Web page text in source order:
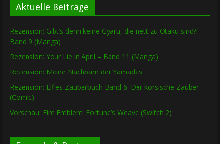
Aktuelle Beiträge
Rezension: Gibt’s denn keine Gyaru, die nett zu Otaku sind?! –
Band 9 (Manga)
Rezension: Your Lie in April – Band 11 (Manga)
Rezension: Meine Nachbarn der Yamadas
Rezension: Elfies Zauberbuch Band 6: Der korsische Zauber
(Comic)
Vorschau: Fire Emblem: Fortune’s Weave (Switch 2)